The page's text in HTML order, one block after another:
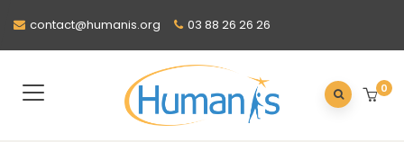
contact@humanis.org 03 88 26 26 26
0